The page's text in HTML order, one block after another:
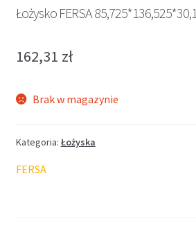
Łożysko FERSA
162,31 zł
Brak w magazynie
Kategoria: Łożyska
FERSA